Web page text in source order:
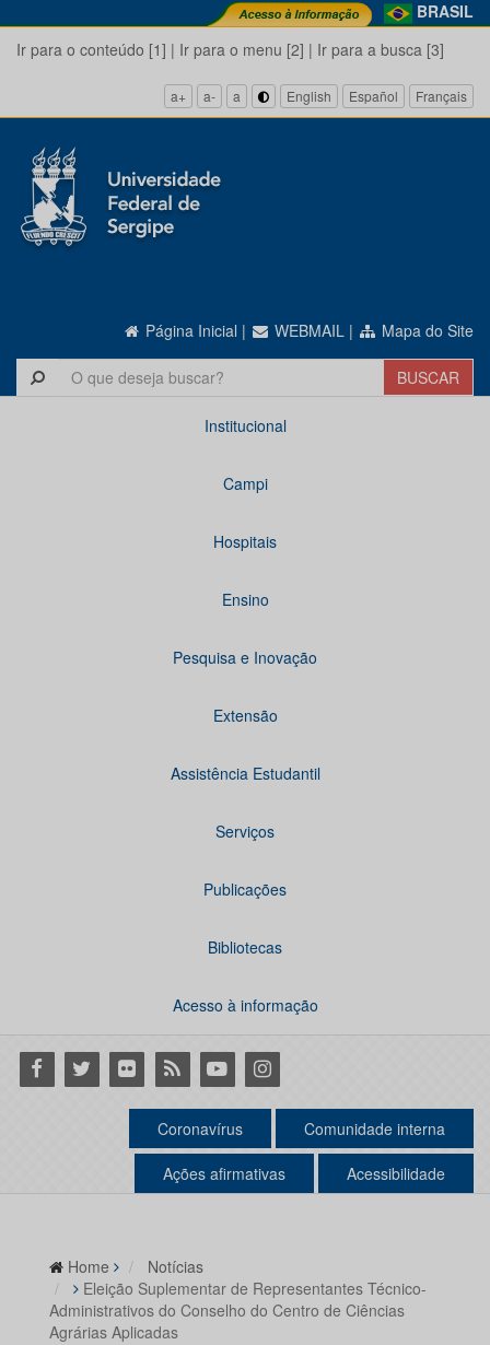
BRASIL
Ir para o conteúdo [1] | Ir para o menu [2] | Ir para a busca [3]
a+ a- a English Español Français
Página Inicial | WEBMAIL | Mapa do Site
Institucional
Campi
Hospitais
Ensino
Pesquisa e Inovação
Extensão
Assistência Estudantil
Serviços
Publicações
Bibliotecas
Acesso à informação
Facebook
Twitter Flickr RSS YoutubeInstagram
Coronavírus Comunidade interna
Ações afirmativas Acessibilidade
Home
Notícias
Eleição Suplementar de Representantes Técnico-
Administrativos do Conselho do Centro de Ciências
Agrárias Aplicadas